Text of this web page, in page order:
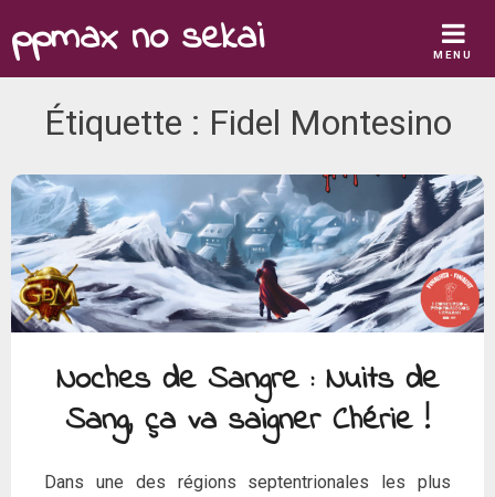
to
content
ppmax no sekai MENU
Étiquette : Fidel Montesino
Noches de Sangre : Nuits de
Sang, ça va saigner Chérie !
Dans une des régions septentrionales les plus